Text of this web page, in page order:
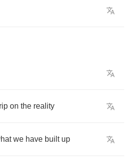
on the reality
we have built up